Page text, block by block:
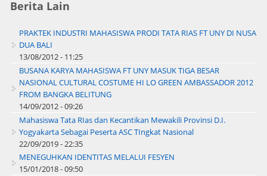
Berita Lain
PRAKTEK INDUSTRI MAHASISWA PRODI TATA RIAS FT UNY DI NUSA
DUA BALI
13/08/2012 - 11:25
BUSANA KARYA MAHASISWA FT UNY MASUK TIGA BESAR
NASIONAL CULTURAL COSTUME HI LO GREEN AMBASSADOR 2012
FROM BANGKA BELITUNG
14/09/2012 - 09:26
Mahasiswa Tata RIas dan Kecantikan Mewakili Provinsi D.I.
Yogyakarta Sebagai Peserta ASC TIngkat Nasional
22/09/2019 - 22:35
MENEGUHKAN IDENTITAS MELALUI FESYEN
15/01/2018 - 09:50